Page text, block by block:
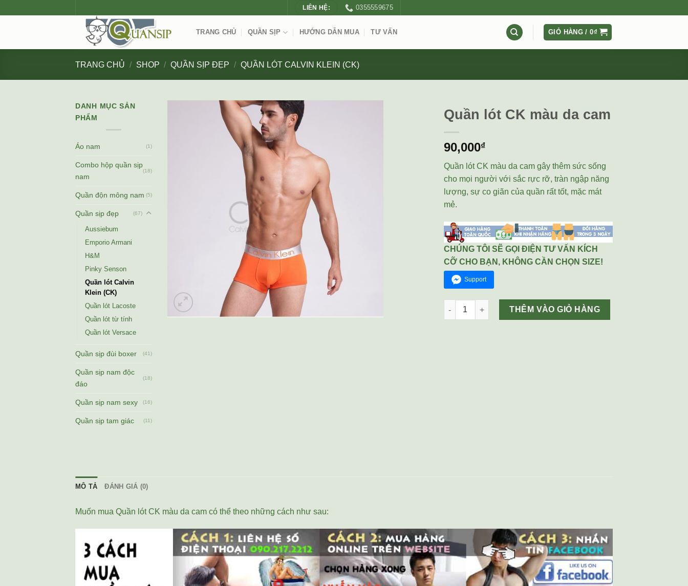
LIÊN HỆ: 0355559675
TRANG CHỦ QUẦN SỊP HƯỚNG DẪN MUA TƯ VẤN GIỎ HÀNG /0₫
TRANG CHỦ / SHOP / QUẦN SỊP ĐẸP / QUẦN LÓT CALVIN KLEIN (CK)
DANH MỤC SẢN
PHẨM
Áo nam (1)
Combo hộp quần sịp
nam
(18)
Quần độn mông nam (5)
Quần sịp đẹp (67)
Aussiebum
Emporio Armani
H&M
Pinky Senson
Quần lót Calvin
Klein (CK)
Quần lót Lacoste
Quần lót từ tính
Quần lót Versace
Quần sịp đùi boxer (41)
Quần sịp nam độc
đáo
(18)
Quần sịp nam sexy (16)
Quần sịp tam giác (11)
Quần lót CK màu da cam
90,000₫
Quần lót CK màu da cam gây thêm sức sống
cho mọi người với sắc rực rỡ, tràn ngập năng
lượng, sự co giãn của quần rất tốt, mặc mát
mẻ.
CHÚNG TÔI SẼ GỌI ĐIỆN TƯ VẤN KÍCH
CỠ CHO BẠN, KHÔNG CẦN CHỌN SIZE!
Support
Quần lót CK màu da cam số lượng
THÊM VÀO GIỎ HÀNG
MÔ TẢ ĐÁNH GIÁ (0)
Muốn mua Quần lót CK màu da cam có thể theo những cách như sau: